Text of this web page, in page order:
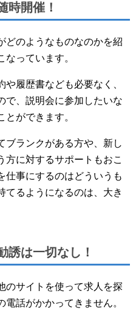
時開催！
どのようなものなのかを紹
っています。
履歴書なども必要なく、
で、説明会に参加したいな
ができます。
ブランクがある方や、新し
方に対するサポートもおこ
仕事にするのはどういうも
てるようになるのは、大き
誘は一切なし！
のサイトを使って求人を探
話がかかってきません。